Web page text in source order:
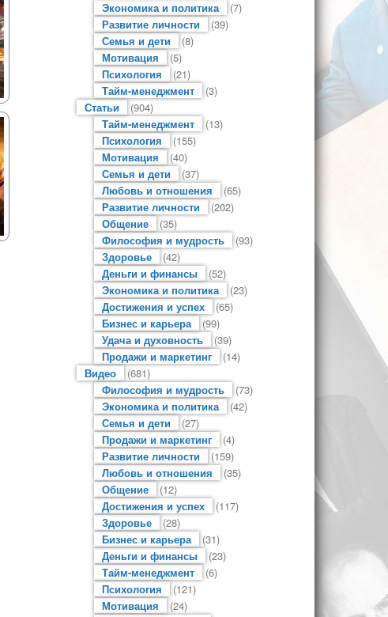
Экономика и политика
(7)
Развитие личности
(39)
Семья и дети
(8)
Мотивация
(5)
Психология
(21)
Тайм-менеджмент
(3)
Статьи
(904)
Тайм-менеджмент
(13)
Психология
(155)
Мотивация
(40)
Семья и дети
(37)
Любовь и отношения
(65)
Развитие личности
(202)
Общение
(35)
Философия и мудрость
(93)
Здоровье
(42)
Деньги и финансы
(52)
Экономика и политика
(23)
Достижения и успех
(65)
Бизнес и карьера
(99)
Удача и духовность
(39)
Продажи и маркетинг
(14)
Видео
(681)
Философия и мудрость
(73)
Экономика и политика
(42)
Семья и дети
(27)
Продажи и маркетинг
(4)
Развитие личности
(159)
Любовь и отношения
(35)
Общение
(12)
Достижения и успех
(117)
Здоровье
(28)
Бизнес и карьера
(31)
Деньги и финансы
(23)
Тайм-менеджмент
(6)
Психология
(121)
Мотивация
(24)